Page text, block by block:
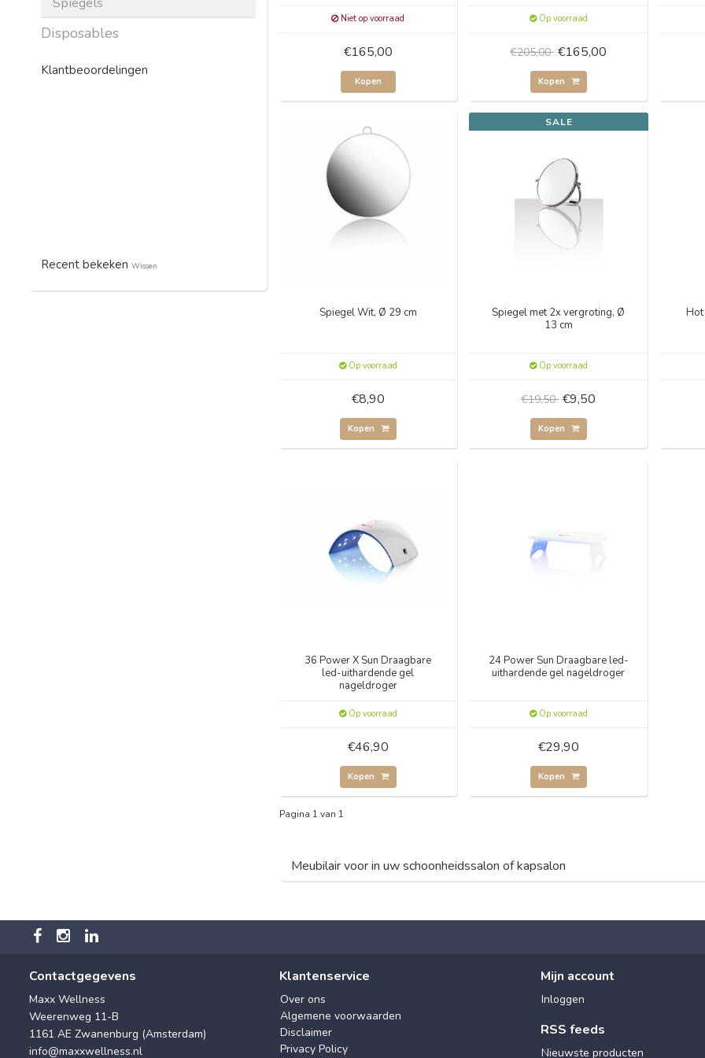
Disposables
Klantbeoordelingen
Recent bekeken Wissen
Niet op voorraad
€165,00
Kopen
Op voorraad
€205,00 €165,00
Kopen
Spiegel Wit, Ø 29 cm
Op voorraad
€8,90
Kopen
SALE
Spiegel met 2x vergroting, Ø
13 cm
Op voorraad
€19,50 €9,50
Kopen
Hot
36 Power X Sun Draagbare
led-uithardende gel
nageldroger
Op voorraad
€46,90
Kopen
24 Power Sun Draagbare led-
uithardende gel nageldroger
Op voorraad
€29,90
Kopen
Pagina 1 van 1
Meubilair voor in uw schoonheidssalon of kapsalon
Contactgegevens
Maxx Wellness
Weerenweg 11-B
1161 AE Zwanenburg (Amsterdam)
info@maxxwellness.nl
Klantenservice
Over ons
Algemene voorwaarden
Disclaimer
Privacy Policy
Mijn account
Inloggen
RSS feeds
Nieuwste producten